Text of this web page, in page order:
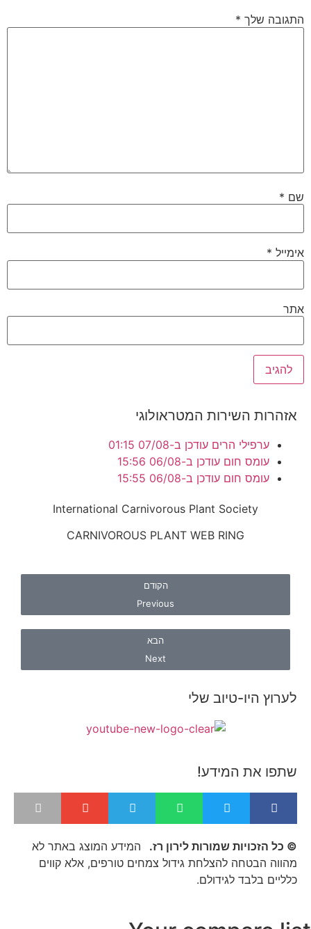
התגובה שלך *
שם *
אימייל *
אתר
אזהרות השירות המטראולוגי
ערפילי הרים עודכן ב-07/08 01:15
עומס חום עודכן ב-06/08 15:56
עומס חום עודכן ב-06/08 15:55
International Carnivorous Plant Society
CARNIVOROUS PLANT WEB RING
הקודם
Previous
הבא
Next
לערוץ היו-טיוב שלי
שתפו את המידע!
© כל הזכויות שמורות לירון רז. המידע המוצג באתר לא
מהווה הבטחה להצלחת גידול צמחים טורפים, אלא קווים
כלליים בלבד לגידולם.